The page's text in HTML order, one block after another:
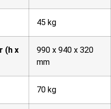
45 kg
(h x
990 x 940 x 320
mm
70 kg